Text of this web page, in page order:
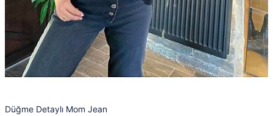
Düğme Detaylı Mom Jean